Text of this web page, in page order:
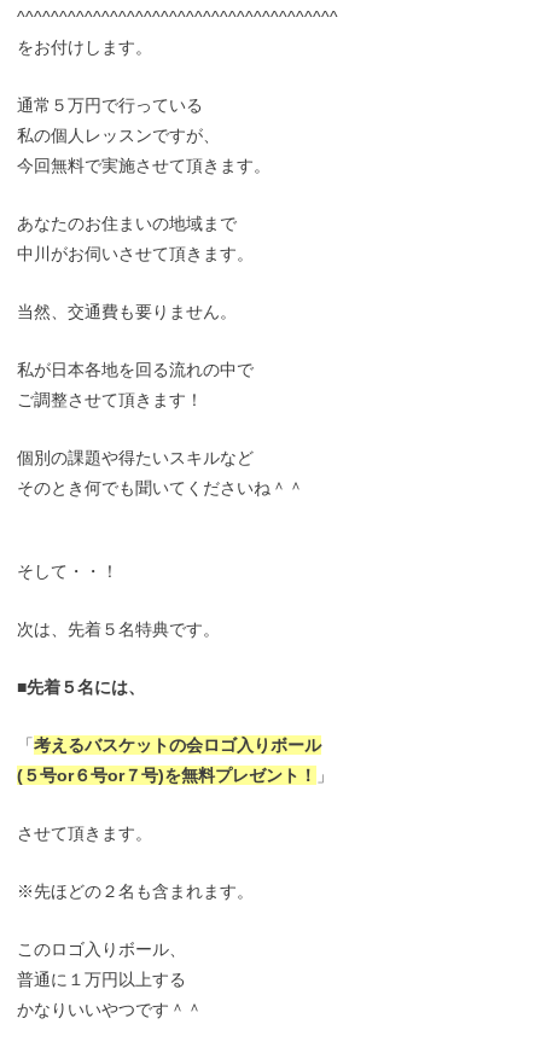
^^^^^^^^^^^^^^^^^^^^^^^^^^^^^^^^^^^^^^
をお付けします。
通常５万円で行っている
私の個人レッスンですが、
今回無料で実施させて頂きます。
あなたのお住まいの地域まで
中川がお伺いさせて頂きます。
当然、交通費も要りません。
私が日本各地を回る流れの中で
ご調整させて頂きます！
個別の課題や得たいスキルなど
そのとき何でも聞いてくださいね＾＾
そして・・！
次は、先着５名特典です。
■先着５名には、
「考えるバスケットの会ロゴ入りボール
(５号or６号or７号)を無料プレゼント！
」
させて頂きます。
※先ほどの２名も含まれます。
このロゴ入りボール、
普通に１万円以上する
かなりいいやつです＾＾